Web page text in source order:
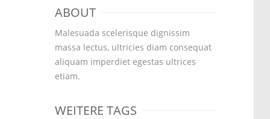
ABOUT
Malesuada scelerisque dignissim
massa lectus, ultricies diam consequat
aliquam imperdiet egestas ultrices
etiam.
WEITERE TAGS